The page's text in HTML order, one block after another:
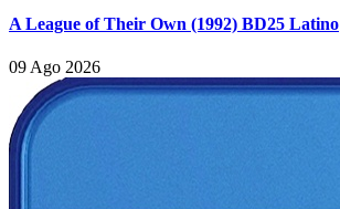
A League of Their Own (1992) BD25 Latino
09 Ago 2026